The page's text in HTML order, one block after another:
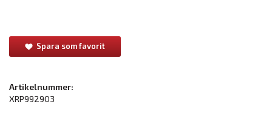
Spara som favorit
Artikelnummer:
XRP992903